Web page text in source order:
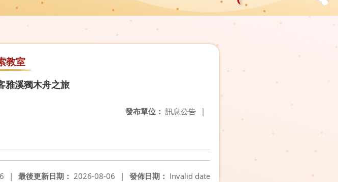
教室
雅溪獨木舟之旅
發布單位： 訊息公告 |
發佈日期： Invalid date
最後更新日期： 2026-08-06 |
|